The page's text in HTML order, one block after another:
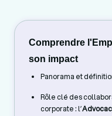
Comprendre
son impact
Panorama et
Rôle clé des
corporate : l’